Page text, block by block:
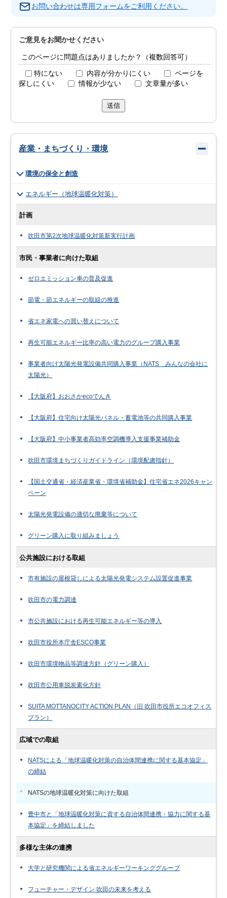
お問い合わせは専用フォームをご利用ください。
ご意見をお聞かせください
このページに問題点はありましたか？（複数回答可）
特にない 内容が分かりにくい
ページを
探しにくい
情報が少ない 文章量が多い
送信
産業・まちづくり・環境
環境の保全と創造
エネルギー（地球温暖化対策）
計画
吹田市第2次地球温暖化対策新実行計画
市民・事業者に向けた取組
ゼロエミッション車の普及促進
節電・節エネルギーの取組の推進
省エネ家電への買い替えについて
再生可能エネルギー比率の高い電力のグループ購入事業
事業者向け太陽光発電設備共同購入事業（NATS みんなの会社に
太陽光）
【大阪府】おおさかecoでんき
【大阪府】住宅向け太陽光パネル・蓄電池等の共同購入事業
【大阪府】中小事業者高効率空調機導入支援事業補助金
吹田市環境まちづくりガイドライン（環境配慮指針）
【国土交通省・経済産業省・環境省補助金】住宅省エネ2026キャン
ペーン
太陽光発電設備の適切な廃棄等について
グリーン購入に取り組みましょう
公共施設における取組
市有施設の屋根貸しによる太陽光発電システム設置促進事業
吹田市の電力調達
市公共施設における再生可能エネルギー等の導入
吹田市役所本庁舎ESCO事業
吹田市環境物品等調達方針（グリーン購入）
吹田市公用車脱炭素化方針
SUITA MOTTANOCITY ACTION PLAN（旧 吹田市役所エコオフィス
プラン）
広域での取組
NATSによる「地球温暖化対策の自治体間連携に関する基本協定」
の締結
NATSの地球温暖化対策に向けた取組
豊中市と「地球温暖化対策に資する自治体間連携・協力に関する基
本協定」を締結しました
多様な主体の連携
大学と研究機関による省エネルギーワーキンググループ
フューチャー・デザイン 吹田の未来を考える